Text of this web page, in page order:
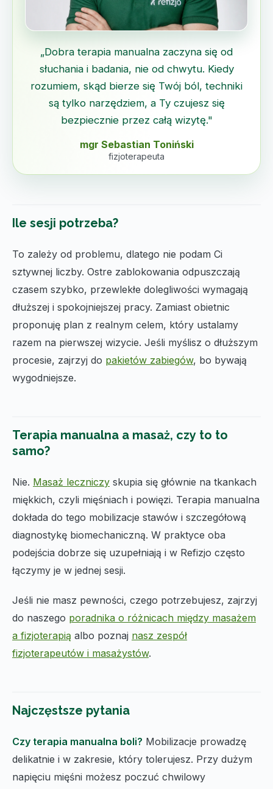
„Dobra terapia manualna zaczyna się od
słuchania i badania, nie od chwytu. Kiedy
rozumiem, skąd bierze się Twój ból, techniki
są tylko narzędziem, a Ty czujesz się
bezpiecznie przez całą wizytę."
mgr Sebastian Toniński
fizjoterapeuta
Ile sesji potrzeba?
To zależy od problemu, dlatego nie podam Ci
sztywnej liczby. Ostre zablokowania odpuszczają
czasem szybko, przewlekłe dolegliwości wymagają
dłuższej i spokojniejszej pracy. Zamiast obietnic
proponuję plan z realnym celem, który ustalamy
razem na pierwszej wizycie. Jeśli myślisz o dłuższym
procesie, zajrzyj do pakietów zabiegów, bo bywają
wygodniejsze.
Terapia manualna a masaż, czy to to
samo?
Nie. Masaż leczniczy skupia się głównie na tkankach
miękkich, czyli mięśniach i powięzi. Terapia manualna
dokłada do tego mobilizacje stawów i szczegółową
diagnostykę biomechaniczną. W praktyce oba
podejścia dobrze się uzupełniają i w Refizjo często
łączymy je w jednej sesji.
Jeśli nie masz pewności, czego potrzebujesz, zajrzyj
do naszego poradnika o różnicach między masażem
a fizjoterapią albo poznaj nasz zespół
fizjoterapeutów i masażystów.
Najczęstsze pytania
Czy terapia manualna boli? Mobilizacje prowadzę
delikatnie i w zakresie, który tolerujesz. Przy dużym
napięciu mięśni możesz poczuć chwilowy